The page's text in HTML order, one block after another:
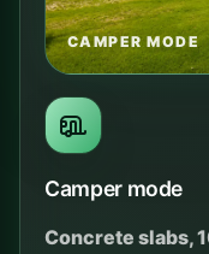
CAMPER MODE
Camper mode
Concrete slabs,